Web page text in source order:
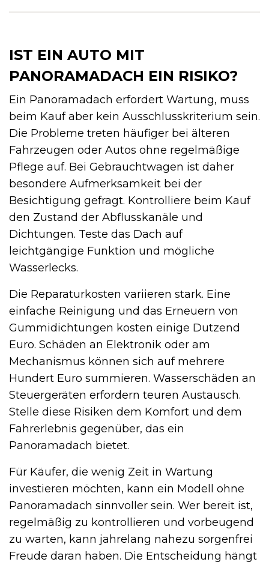
IST EIN AUTO MIT
PANORAMADACH EIN RISIKO?
Ein Panoramadach erfordert Wartung, muss
beim Kauf aber kein Ausschlusskriterium sein.
Die Probleme treten häufiger bei älteren
Fahrzeugen oder Autos ohne regelmäßige
Pflege auf. Bei Gebrauchtwagen ist daher
besondere Aufmerksamkeit bei der
Besichtigung gefragt. Kontrolliere beim Kauf
den Zustand der Abflusskanäle und
Dichtungen. Teste das Dach auf
leichtgängige Funktion und mögliche
Wasserlecks.
Die Reparaturkosten variieren stark. Eine
einfache Reinigung und das Erneuern von
Gummidichtungen kosten einige Dutzend
Euro. Schäden an Elektronik oder am
Mechanismus können sich auf mehrere
Hundert Euro summieren. Wasserschäden an
Steuergeräten erfordern teuren Austausch.
Stelle diese Risiken dem Komfort und dem
Fahrerlebnis gegenüber, das ein
Panoramadach bietet.
Für Käufer, die wenig Zeit in Wartung
investieren möchten, kann ein Modell ohne
Panoramadach sinnvoller sein. Wer bereit ist,
regelmäßig zu kontrollieren und vorbeugend
zu warten, kann jahrelang nahezu sorgenfrei
Freude daran haben. Die Entscheidung hängt